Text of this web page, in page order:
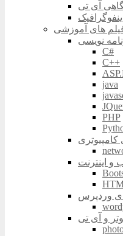
آی تی
اینفوگرافیک
های آموزشی
نویسی
C#
C++
java
PHP
و اینترنت
وردپرس
و آی تی